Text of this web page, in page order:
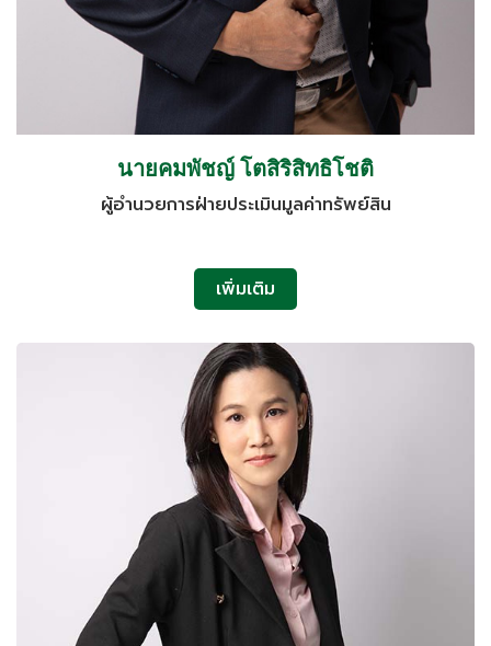
นายคมพัชญ์ โตสิริสิทธิโชติ
ผู้อำนวยการฝ่ายประเมินมูลค่าทรัพย์สิน
เพิ่มเติม